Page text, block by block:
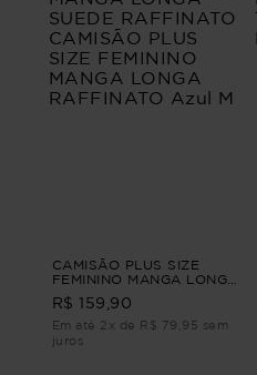
CAMISÃO PLUS SIZE
FEMININO MANGA LONGA
SUEDE RAFFINATO
CAMISÃO PLUS SIZE
FEMININO MANGA LONGA
RAFFINATO Azul M
R$ 159,90
Em até 2x de R$ 79,95 sem
juros